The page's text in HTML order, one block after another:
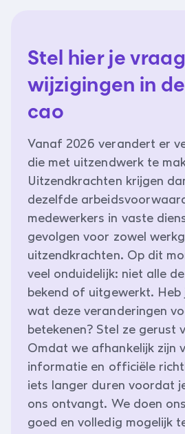
Stel hier je
wijzigingen in
cao
Vanaf 2026 verandert er
die met uitzendwerk te
Uitzendkrachten krijgen
dezelfde
medewerkers in vaste
gevolgen voor zowel
uitzendkrachten. Op dit
veel onduidelijk: niet alle
bekend of uitgewerkt. Heb
wat deze veranderingen
betekenen? Stel ze gerust
Omdat we afhankelijk zijn
informatie en officiële
iets langer duren voordat
ons ontvangt. We doen
goed en volledig mogelijk